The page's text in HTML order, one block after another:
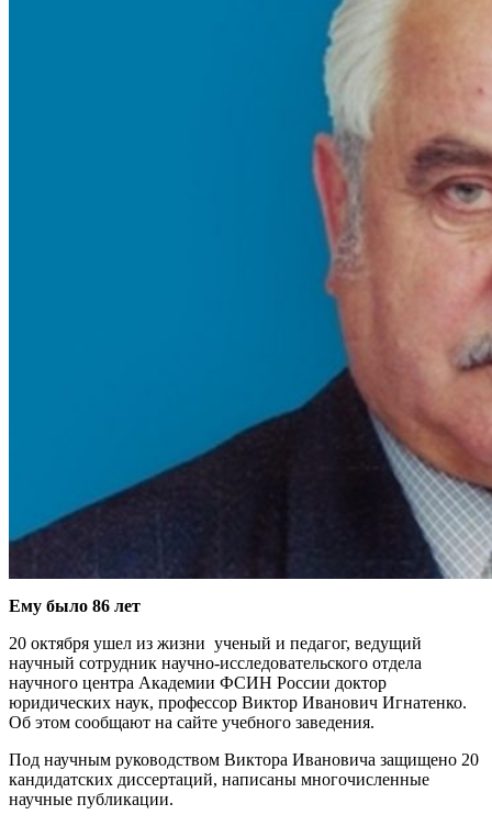
Ему было 86 лет
20 октября ушел из жизни ученый и педагог, ведущий
научный сотрудник научно-исследовательского отдела
научного центра Академии ФСИН России доктор
юридических наук, профессор Виктор Иванович Игнатенко.
Об этом сообщают на сайте учебного заведения.
Под научным руководством Виктора Ивановича защищено 20
кандидатских диссертаций, написаны многочисленные
научные публикации.